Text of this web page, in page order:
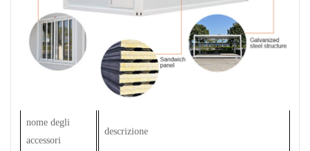
nome degli
accessori
descrizione